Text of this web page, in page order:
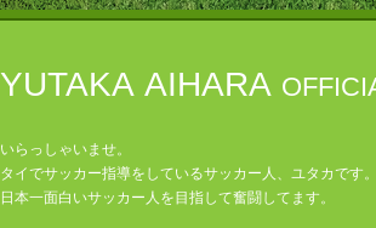
YUTAKA AIHARA
いらっしゃいませ。
タイでサッカー指導をしているサッカー人、ユタカです。
日本一面白いサッカー人を目指して奮闘してます。